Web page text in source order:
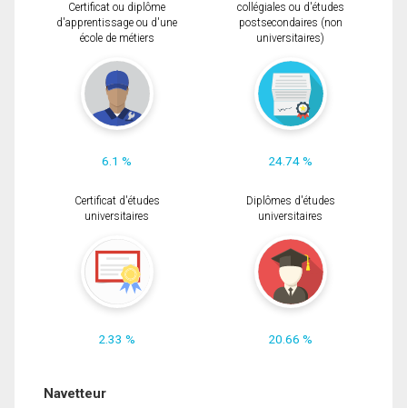
Certificat ou diplôme
d'apprentissage ou d'une
école de métiers
6.1 %
collégiales ou d'études
postsecondaires (non
universitaires)
24.74 %
Certificat d'études
universitaires
2.33 %
Diplômes d'études
universitaires
20.66 %
Navetteur